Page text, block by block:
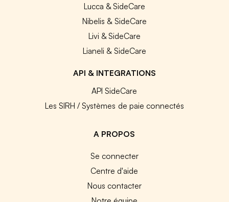
Lucca & SideCare
Nibelis & SideCare
Livi & SideCare
Lianeli & SideCare
API & INTEGRATIONS
API SideCare
Les SIRH / Systèmes de paie connectés
A PROPOS
Se connecter
Centre d'aide
Nous contacter